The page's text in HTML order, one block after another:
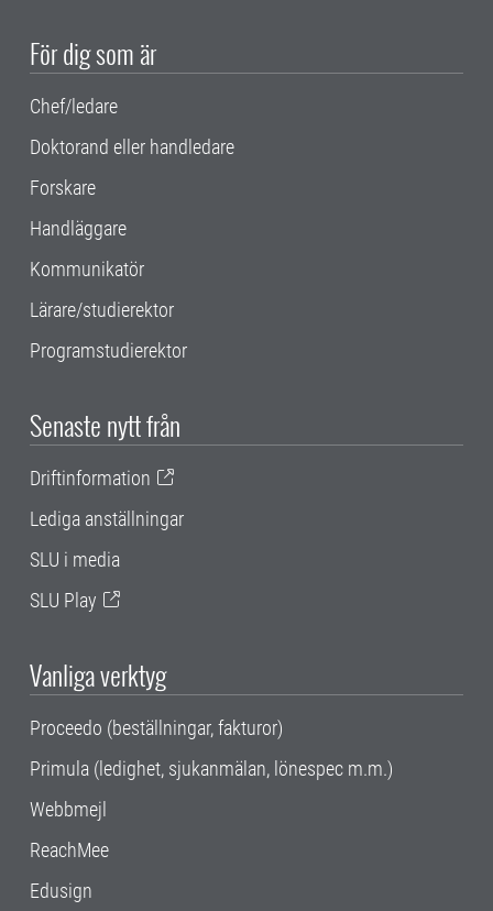
För dig som är
Chef/ledare
Doktorand eller handledare
Forskare
Handläggare
Kommunikatör
Lärare/studierektor
Programstudierektor
Senaste nytt från
Driftinformation
Lediga anställningar
SLU i media
SLU Play
Vanliga verktyg
Proceedo (beställningar, fakturor)
Primula (ledighet, sjukanmälan, lönespec m.m.)
Webbmejl
ReachMee
Edusign